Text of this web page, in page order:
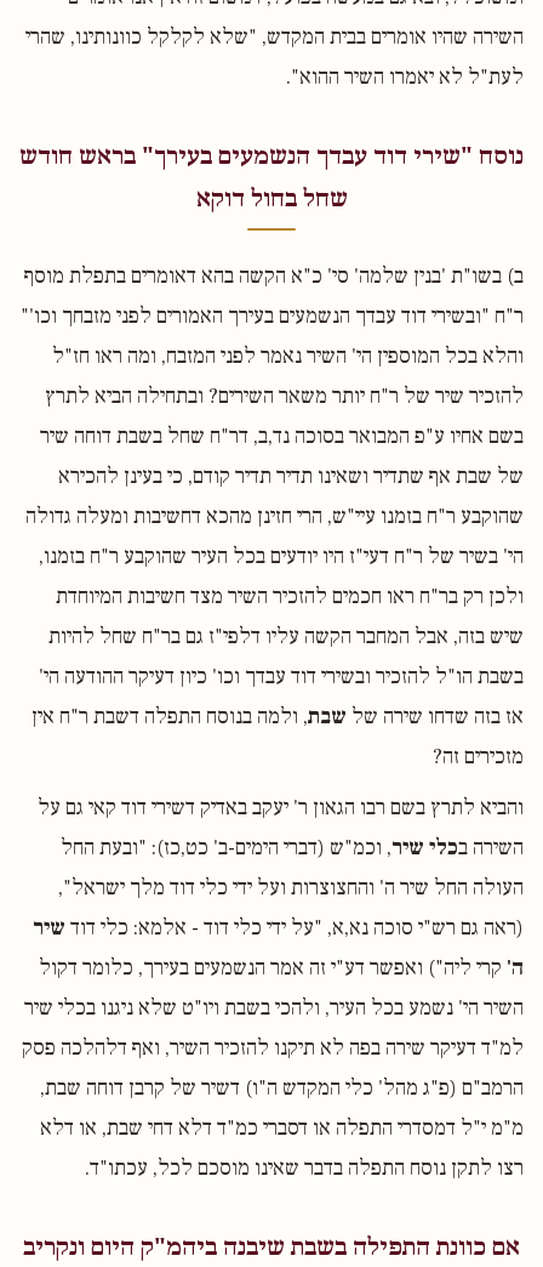
השירה שהיו אומרים בבית המקדש, "שלא לקלקל כוונותינו, שהרי
לעת"ל לא יאמרו השיר ההוא".
נוסח "שירי דוד עבדך הנשמעים בעירך" בראש חודש
שחל בחול דוקא
ב) בשו"ת 'בנין שלמה' סי' כ"א הקשה בהא דאומרים בתפלת מוסף
ר"ח "ובשירי דוד עבדך הנשמעים בעירך האמורים לפני מזבחך וכו'"
והלא בכל המוספין הי' השיר נאמר לפני המזבח, ומה ראו חז"ל
להזכיר שיר של ר"ח יותר משאר השירים? ובתחילה הביא לתרץ
בשם אחיו ע"פ המבואר בסוכה נד,ב, דר"ח שחל בשבת דוחה שיר
של שבת אף שתדיר ושאינו תדיר תדיר קודם, כי בעינן להכירא
שהוקבע ר"ח בזמנו עיי"ש, הרי חזינן מהכא דחשיבות ומעלה גדולה
הי' בשיר של ר"ח דעי"ז היו יודעים בכל העיר שהוקבע ר"ח בזמנו,
ולכן רק בר"ח ראו חכמים להזכיר השיר מצד חשיבות המיוחדת
שיש בזה, אבל המחבר הקשה עליו דלפי"ז גם בר"ח שחל להיות
בשבת הו"ל להזכיר ובשירי דוד עבדך וכו' כיון דעיקר ההודעה הי'
אז בזה שדחו שירה של שבת, ולמה בנוסח התפלה דשבת ר"ח אין
מזכירים זה?
והביא לתרץ בשם רבו הגאון ר' יעקב באדיק דשירי דוד קאי גם על
השירה בכלי שיר, וכמ"ש (דברי הימים-ב' כט,כז): "ובעת החל
העולה החל שיר ה' והחצוצרות ועל ידי כלי דוד מלך ישראל",
(ראה גם רש"י סוכה נא,א, "על ידי כלי דוד - אלמא: כלי דוד שיר
ה' קרי ליה") ואפשר דע"י זה אמר הנשמעים בעירך, כלומר דקול
השיר הי' נשמע בכל העיר, ולהכי בשבת ויו"ט שלא ניגנו בכלי שיר
למ"ד דעיקר שירה בפה לא תיקנו להזכיר השיר, ואף דלהלכה פסק
הרמב"ם (פ"ג מהל' כלי המקדש ה"ו) דשיר של קרבן דוחה שבת,
מ"מ י"ל דמסדרי התפלה או דסברי כמ"ד דלא דחי שבת, או דלא
רצו לתקן נוסח התפלה בדבר שאינו מוסכם לכל, עכתו"ד.
אם כוונת התפילה בשבת שיבנה ביהמ"ק היום ונקריב